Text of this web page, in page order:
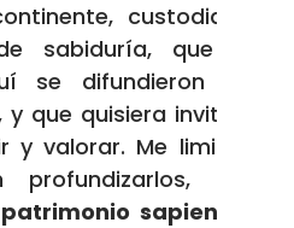
custodia un
sabiduría, que las
se difundieron han
que quisiera invitar a
y valorar. Me limito a
sapiencial.